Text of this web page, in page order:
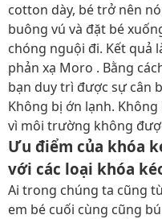
cotton dày, bé trở nên
buông vú và đặt bé
chóng nguội đi. Kết quả
phản xạ Moro . Bằng
bạn duy trì được sự cân
Không bị ớn lạnh.
vì môi trường không
Ưu điểm của khóa
với các loại khóa
Ai trong chúng ta cũng
em bé cuối cùng cũng